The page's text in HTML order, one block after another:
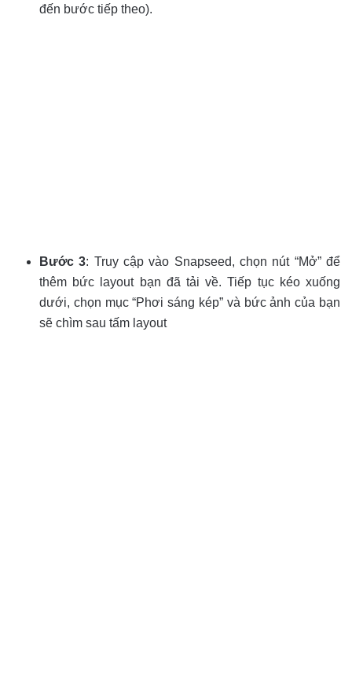
đến bước tiếp theo).
Bước 3: Truy cập vào Snapseed, chọn nút “Mở” để
thêm bức layout bạn đã tải về. Tiếp tục kéo xuống
dưới, chọn mục “Phơi sáng kép” và bức ảnh của bạn
sẽ chìm sau tấm layout